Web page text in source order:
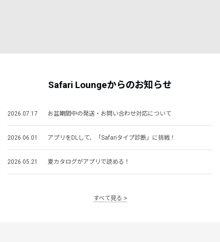
Safari Loungeからのお知らせ
2026.07.17 お盆期間中の発送・お問い合わせ対応について
2026.06.01 アプリをDLして、「Safariタイプ診断」に挑戦！
2026.05.21 夏カタログがアプリで読める！
すべて見る